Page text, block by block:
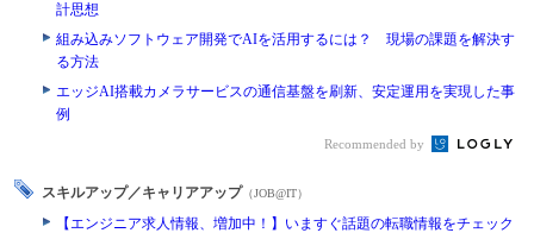
計思想
組み込みソフトウェア開発でAIを活用するには？ 現場の課題を解決す
る方法
エッジAI搭載カメラサービスの通信基盤を刷新、安定運用を実現した事
例
Recommended by
スキルアップ／キャリアアップ （JOB@IT）
【エンジニア求人情報、増加中！】いますぐ話題の転職情報をチェック